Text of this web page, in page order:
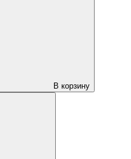
В корзину